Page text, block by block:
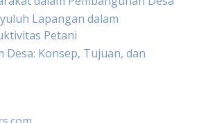
Lapangan dalam
Petani
Konsep, Tujuan, dan